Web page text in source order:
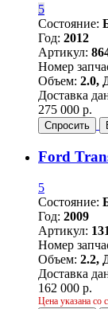
5
Состояние:
Год: 2012
Артикул:
Номер
Объем: 2.0,
Доставка
275 000 р.
Спросить
Ford
5
Состояние:
Год: 2009
Артикул:
Номер
Объем: 2.2,
Доставка
162 000 р.
Цена указана со